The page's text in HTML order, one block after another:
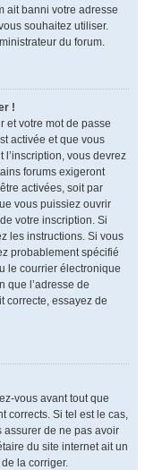
ait banni votre adresse
souhaitez utiliser.
du forum.
!
et votre mot de passe
activée et que vous
vous devrez
forums exigeront
activées, soit par
vous puissiez ouvrir
votre inscription. Si
les instructions. Si vous
probablement spécifié
le courrier électronique
que l’adresse de
correcte, essayez de
vous avant tout que
corrects. Si tel est le cas,
assurer de ne pas avoir
du site internet ait un
la corriger.